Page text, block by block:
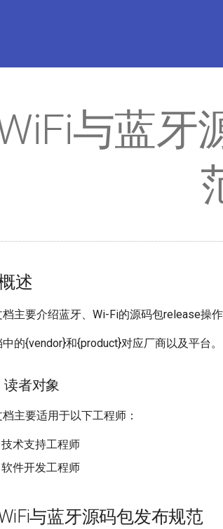
与蓝牙
述
主要介绍蓝牙、Wi-Fi的源码包release操
的{vendor}和{product}对应厂商以及平台。
读者对象
主要适用于以下工程师：
技术支持工程师
软件开发工程师
与蓝牙源码包发布规范